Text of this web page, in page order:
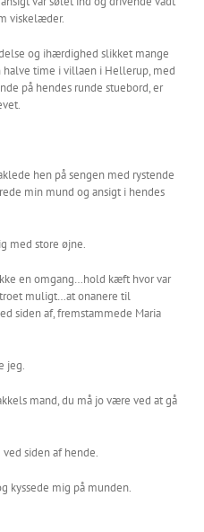
viskelæder.
og ihærdighed slikket mange
halve time i villaen i Hellerup, med
på hendes runde stuebord, er
hen på sengen med rystende
min mund og ansigt i hendes
med store øjne.
en omgang…hold kæft hvor var
muligt…at onanere til
siden af, fremstammede Maria
jeg.
mand, du må jo være ved at gå
siden af hende.
kyssede mig på munden.